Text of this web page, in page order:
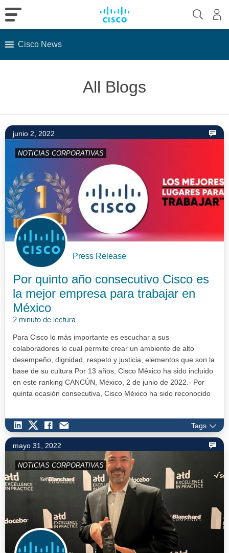
Cisco News
All Blogs
junio 2, 2022
NOTICIAS CORPORATIVAS
Press Release
Por quinto año consecutivo Cisco es
la mejor empresa para trabajar en
México
2 minuto de lectura
Para Cisco lo más importante es escuchar a sus
colaboradores lo cual permite crear un ambiente de alto
desempeño, dignidad, respeto y justicia, elementos que son la
base de su cultura Por 13 años, Cisco México ha sido incluido
en este ranking CANCÚN, México, 2 de junio de 2022.- Por
quinta ocasión consecutiva, Cisco México ha sido reconocido
Tags
mayo 31, 2022
NOTICIAS CORPORATIVAS